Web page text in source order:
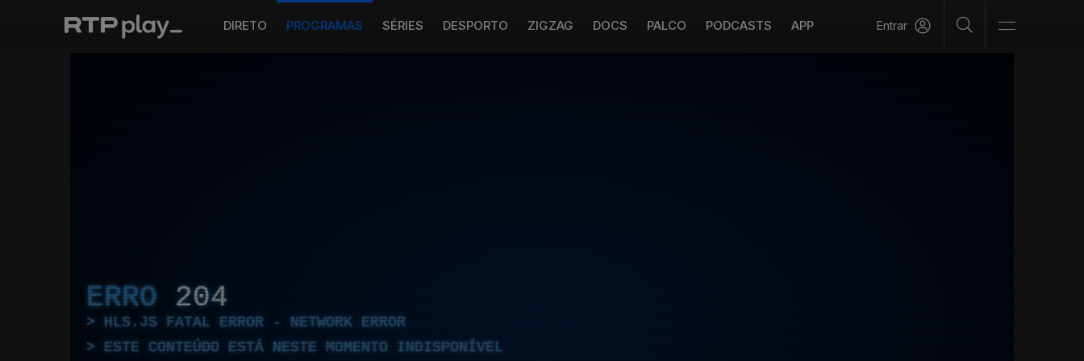
DIRETO PROGRAMAS SÉRIES DESPORTO ZIGZAG DOCS PALCO PODCASTS APP Entrar
ERRO 204
HLS.JS FATAL ERROR - NETWORK ERROR
ESTE CONTEÚDO ESTÁ NESTE MOMENTO INDISPONÍVEL